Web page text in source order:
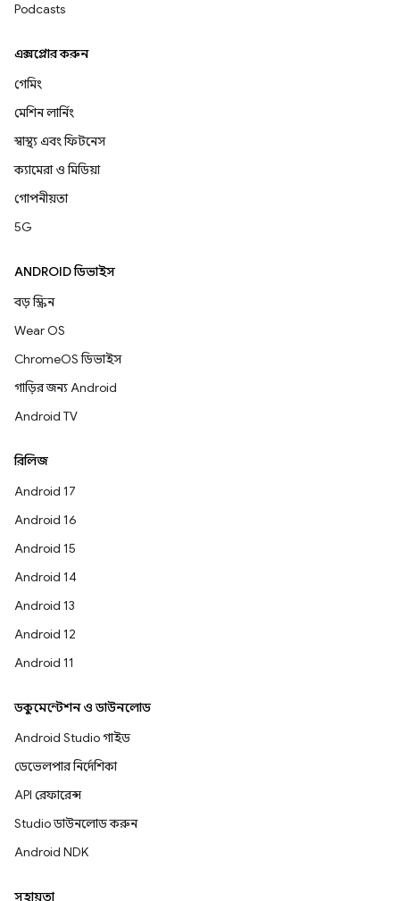
Podcasts
এক্সপ্লোর করুন
গেমিং
মেশিন লার্নিং
স্বাস্থ্য এবং ফিটনেস
ক্যামেরা ও মিডিয়া
গোপনীয়তা
5G
ANDROID ডিভাইস
বড় স্ক্রিন
Wear OS
ChromeOS ডিভাইস
গাড়ির জন্য Android
Android TV
রিলিজ
Android 17
Android 16
Android 15
Android 14
Android 13
Android 12
Android 11
ডকুমেন্টেশন ও ডাউনলোড
Android Studio গাইড
ডেভেলপার নির্দেশিকা
API রেফারেন্স
Studio ডাউনলোড করুন
Android NDK
সহায়তা